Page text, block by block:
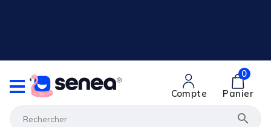

Compte
0
Panier